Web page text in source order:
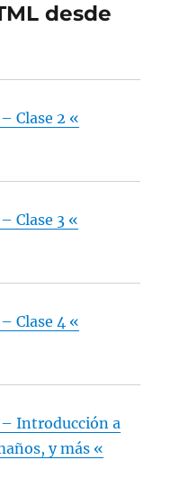
desde
Clase 2 «
Clase 3 «
Clase 4 «
– Introducción a
y más «